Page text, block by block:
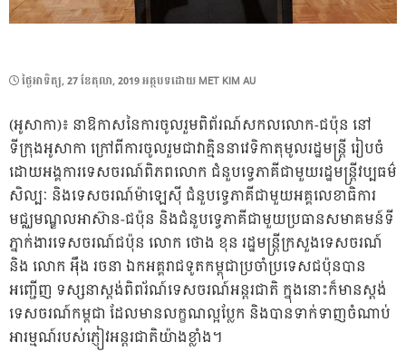
POSTED
ថ្ងៃ​អាទិត្យ, 27 ខែ​តុលា, 2019អត្ថបទដោយ MET KIM AU
(អូសាកា)៖ នាឱកាសនៃការចូលរួមពិព័រណ៍សកលលោក-ជប៉ុន នៅ
ទីក្រុងអូសាកា ក្រៅពីការចូលរួមជាវាគ្មិននាវេទិកាតុមូលរដ្ឋមន្ត្រី រៀបចំ
ដោយអង្គការទេសចរណ៍ពិភពលោក ជំនួបទ្វេភាគីជាមួយរដ្ឋមន្ត្រីវប្បធម៌
សិល្បៈ និងទេសចរណ៍ម៉ាឡេស៊ី ជំនួបទ្វេភាគីជាមួយអគ្គលេខាធិការ
មជ្ឈមណ្ឌលអាស៊ាន-ជប៉ុន និងជំនួបទ្វេភាគីជាមួយប្រធានសមាគមន៍ទី
ភ្នាក់ងារទេសចរណ៍ជប៉ុន លោក ថោង ខុន រដ្ឋមន្ត្រីក្រសួងទេសចរណ៍
និង លោក អ៉ឹង រចនា ឯកអគ្គរាជទូតកម្ពុជាប្រចាំប្រទេសជប៉ុនបាន
អញ្ជើញ ទស្សនាស្តង់ពិពរ័ណ៍ទេសចរណ៍អន្តរជាតិ ក្នុងនោះក៏មានស្តង់
ទេសចរណ៍កម្ពជា ដែលមានលក្ខណល្អប្លែក និងបានទាក់ទាញចំណាប់
អារម្មណ៍របស់ភ្ញៀវអន្តរជាតិយ៉ាងខ្លាំង។